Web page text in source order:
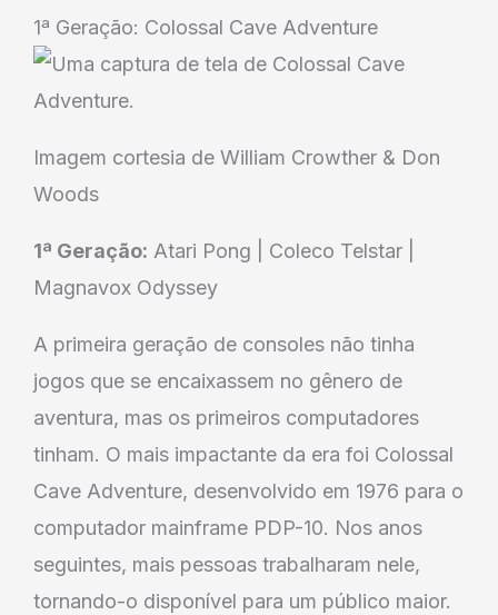
1ª Geração: Colossal Cave Adventure
Imagem cortesia de William Crowther & Don
Woods
1ª Geração: Atari Pong | Coleco Telstar |
Magnavox Odyssey
A primeira geração de consoles não tinha
jogos que se encaixassem no gênero de
aventura, mas os primeiros computadores
tinham. O mais impactante da era foi Colossal
Cave Adventure, desenvolvido em 1976 para o
computador mainframe PDP-10. Nos anos
seguintes, mais pessoas trabalharam nele,
tornando-o disponível para um público maior.